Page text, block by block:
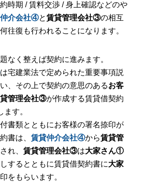
時期 / 賃料交渉 / 身上確認などのや
介会社④と賃貸管理会社③の相互
往復も行われることになります。
なく整えば契約に進みます。
は宅建業法で定められた重要事項説
、その上で契約の意思のあるお客
管理会社③が作成する賃貸借契約
す。
書類とともにお客様の署名捺印が
書は、 賃貸仲介会社④から賃貸管
れ、 賃貸管理会社③は大家さん①
するとともに賃貸借契約書に大家
をもらいます。